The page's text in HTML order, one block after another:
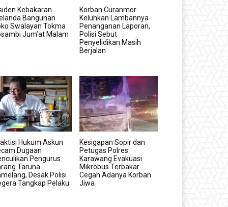
Kebakaran
Bangunan
Swalayan Tokma
Jum’at Malam
Korban Curanmor
Keluhkan Lambannya
Penanganan Laporan,
Polisi Sebut
Penyelidikan Masih
Berjalan
Hukum Askun
Dugaan
Pengurus
Taruna
Desak Polisi
Tangkap Pelaku
Kesigapan Sopir dan
Petugas Polres
Karawang Evakuasi
Mikrobus Terbakar
Cegah Adanya Korban
Jiwa